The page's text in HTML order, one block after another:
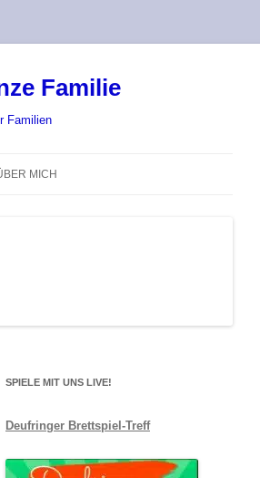
Familie
Familien
MICH
SPIELE MIT UNS LIVE!
Deufringer Brettspiel-Treff